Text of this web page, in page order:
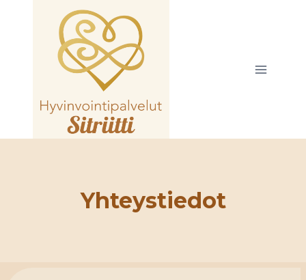
Yhteystiedot